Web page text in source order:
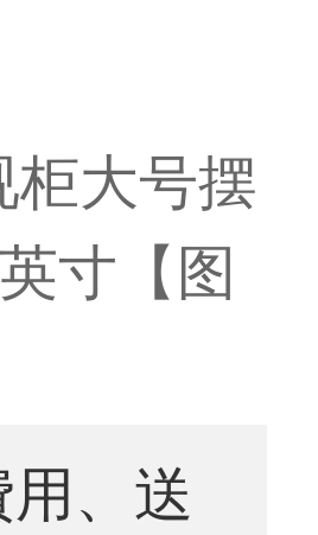
大号摆
寸【图
、送